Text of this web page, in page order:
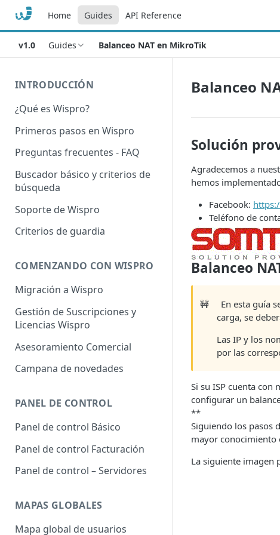
Home Guides API Reference
v1.0 Guides Balanceo NAT en MikroTik
INTRODUCCIÓN
¿Qué es Wispro?
Primeros pasos en Wispro
Preguntas frecuentes - FAQ
Buscador básico y criterios de
búsqueda
Soporte de Wispro
Criterios de guardia
COMENZANDO CON WISPRO
Migración a Wispro
Gestión de Suscripciones y
Licencias Wispro
Asesoramiento Comercial
Campana de novedades
PANEL DE CONTROL
Panel de control Básico
Panel de control Facturación
Panel de control – Servidores
MAPAS GLOBALES
Mapa global de usuarios
Balanceo
Solución
Agradecemos a
hemos
Facebook:
Teléfono de
Balanceo
🚧
En esta guía
carga, se
Las IP y los
por las
Si su ISP cuenta
configurar un
**
Siguiendo los pasos
mayor conocimiento
La siguiente imagen